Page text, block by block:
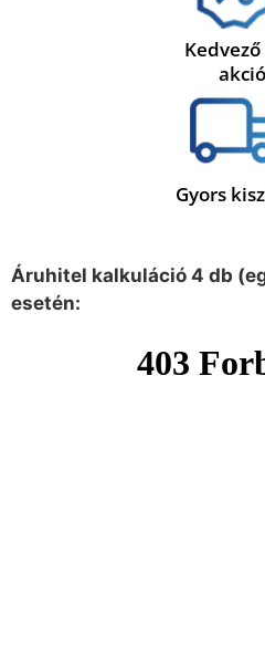
Gyors
Áruhitel kalkuláció 4 db
esetén: